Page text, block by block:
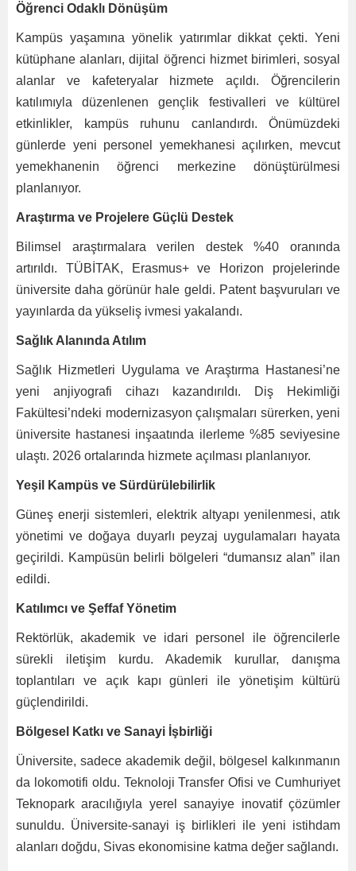
Öğrenci Odaklı Dönüşüm
Kampüs yaşamına yönelik yatırımlar dikkat çekti. Yeni
kütüphane alanları, dijital öğrenci hizmet birimleri, sosyal
alanlar ve kafeteryalar hizmete açıldı. Öğrencilerin
katılımıyla düzenlenen gençlik festivalleri ve kültürel
etkinlikler, kampüs ruhunu canlandırdı. Önümüzdeki
günlerde yeni personel yemekhanesi açılırken, mevcut
yemekhanenin öğrenci merkezine dönüştürülmesi
planlanıyor.
Araştırma ve Projelere Güçlü Destek
Bilimsel araştırmalara verilen destek %40 oranında
artırıldı. TÜBİTAK, Erasmus+ ve Horizon projelerinde
üniversite daha görünür hale geldi. Patent başvuruları ve
yayınlarda da yükseliş ivmesi yakalandı.
Sağlık Alanında Atılım
Sağlık Hizmetleri Uygulama ve Araştırma Hastanesi’ne
yeni anjiyografi cihazı kazandırıldı. Diş Hekimliği
Fakültesi’ndeki modernizasyon çalışmaları sürerken, yeni
üniversite hastanesi inşaatında ilerleme %85 seviyesine
ulaştı. 2026 ortalarında hizmete açılması planlanıyor.
Yeşil Kampüs ve Sürdürülebilirlik
Güneş enerji sistemleri, elektrik altyapı yenilenmesi, atık
yönetimi ve doğaya duyarlı peyzaj uygulamaları hayata
geçirildi. Kampüsün belirli bölgeleri “dumansız alan” ilan
edildi.
Katılımcı ve Şeffaf Yönetim
Rektörlük, akademik ve idari personel ile öğrencilerle
sürekli iletişim kurdu. Akademik kurullar, danışma
toplantıları ve açık kapı günleri ile yönetişim kültürü
güçlendirildi.
Bölgesel Katkı ve Sanayi İşbirliği
Üniversite, sadece akademik değil, bölgesel kalkınmanın
da lokomotifi oldu. Teknoloji Transfer Ofisi ve Cumhuriyet
Teknopark aracılığıyla yerel sanayiye inovatif çözümler
sunuldu. Üniversite-sanayi iş birlikleri ile yeni istihdam
alanları doğdu, Sivas ekonomisine katma değer sağlandı.